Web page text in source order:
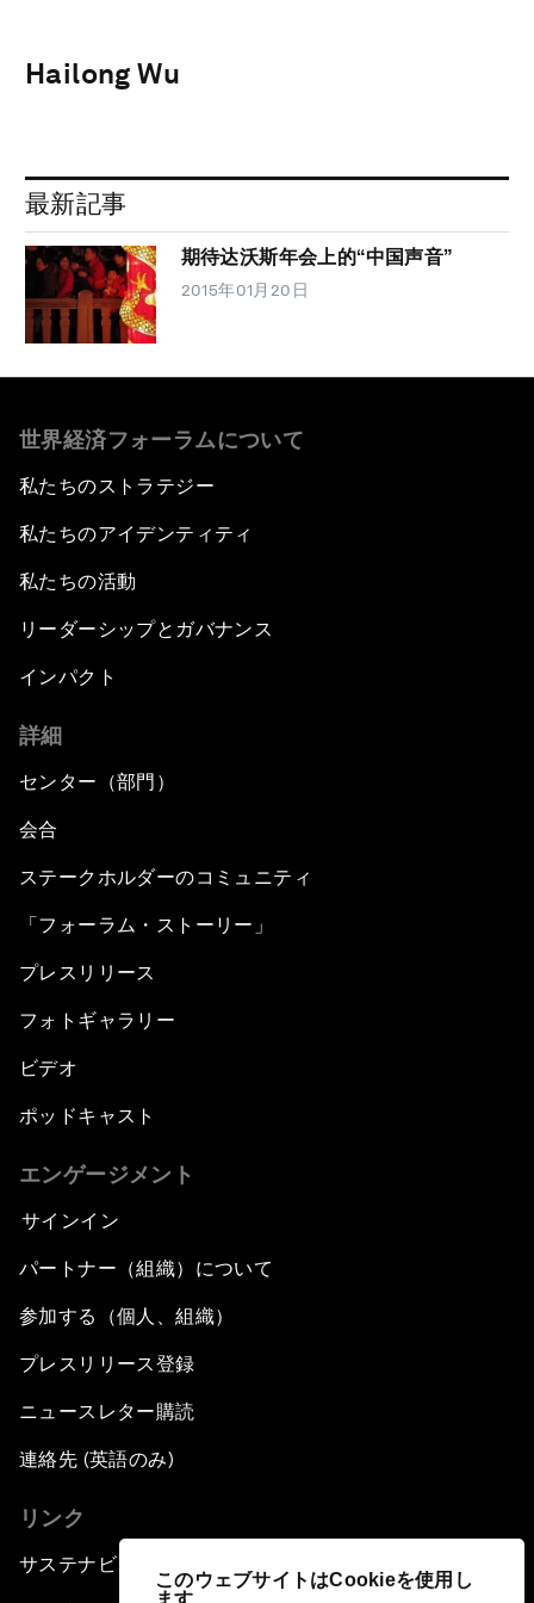
このウェブサイトはCookieを使用し
ます
Hailong Wu
最新記事
期待达沃斯年会上的“中国声音”
2015年01月20日
世界経済フォーラムについて
私たちのストラテジー
私たちのアイデンティティ
私たちの活動
リーダーシップとガバナンス
インパクト
詳細
センター（部門）
会合
ステークホルダーのコミュニティ
「フォーラム・ストーリー」
プレスリリース
フォトギャラリー
ビデオ
ポッドキャスト
エンゲージメント
サインイン
パートナー（組織）について
参加する（個人、組織）
プレスリリース登録
ニュースレター購読
連絡先 (英語のみ)
リンク
サステナビリティへの取り組み